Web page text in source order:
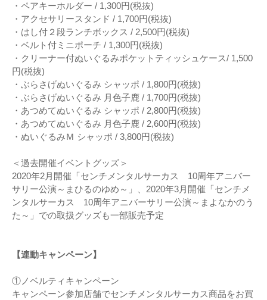
・ペアキーホルダー / 1,300円(税抜)
・アクセサリースタンド / 1,700円(税抜)
・はし付２段ランチボックス / 2,500円(税抜)
・ベルト付ミニポーチ / 1,300円(税抜)
・クリーナー付ぬいぐるみポケットティッシュケース/ 1,500
円(税抜)
・ぶらさげぬいぐるみ シャッポ / 1,800円(税抜)
・ぶらさげぬいぐるみ 月色子鹿 / 1,700円(税抜)
・あつめてぬいぐるみ シャッポ / 2,800円(税抜)
・あつめてぬいぐるみ 月色子鹿 / 2,600円(税抜)
・ぬいぐるみＭ シャッポ / 3,800円(税抜)
＜過去開催イベントグッズ＞
2020年2月開催「センチメンタルサーカス 10周年アニバー
サリー公演～まひるのゆめ～」、2020年3月開催「センチメ
ンタルサーカス 10周年アニバーサリー公演～まよなかのう
た～」での取扱グッズも一部販売予定
【連動キャンペーン】
①ノベルティキャンペーン
キャンペーン参加店舗でセンチメンタルサーカス商品をお買